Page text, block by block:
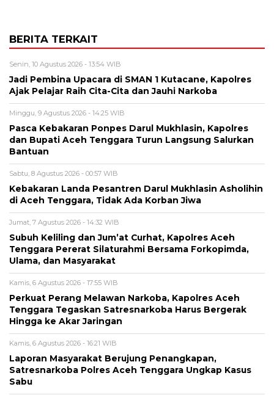
BERITA TERKAIT
Senin, 10 Agustus 2026 - 13:54 WIB
Jadi Pembina Upacara di SMAN 1 Kutacane, Kapolres
Ajak Pelajar Raih Cita-Cita dan Jauhi Narkoba
Minggu, 9 Agustus 2026 - 14:25 WIB
Pasca Kebakaran Ponpes Darul Mukhlasin, Kapolres
dan Bupati Aceh Tenggara Turun Langsung Salurkan
Bantuan
Sabtu, 8 Agustus 2026 - 00:57 WIB
Kebakaran Landa Pesantren Darul Mukhlasin Asholihin
di Aceh Tenggara, Tidak Ada Korban Jiwa
Jumat, 7 Agustus 2026 - 14:32 WIB
Subuh Keliling dan Jum’at Curhat, Kapolres Aceh
Tenggara Pererat Silaturahmi Bersama Forkopimda,
Ulama, dan Masyarakat
Kamis, 6 Agustus 2026 - 17:55 WIB
Perkuat Perang Melawan Narkoba, Kapolres Aceh
Tenggara Tegaskan Satresnarkoba Harus Bergerak
Hingga ke Akar Jaringan
Kamis, 6 Agustus 2026 - 16:21 WIB
Laporan Masyarakat Berujung Penangkapan,
Satresnarkoba Polres Aceh Tenggara Ungkap Kasus
Sabu